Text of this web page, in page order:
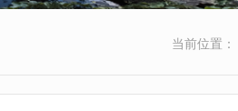
当前位置：